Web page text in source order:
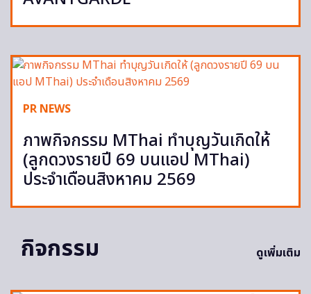
PR NEWS
ภาพกิจกรรม MThai ทำบุญวันเกิดให้
(ลูกดวงรายปี 69 บนแอป MThai)
ประจำเดือนสิงหาคม 2569
กิจกรรม ดูเพิ่มเติม